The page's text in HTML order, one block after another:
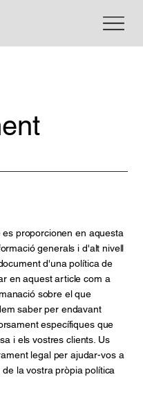
proporcionen en aquesta
generals i d'alt nivell
d'una política de
en aquest article com a
sobre el que
saber per endavant
específiques que
i els vostres clients. Us
legal per ajudar-vos a
la vostra pròpia política